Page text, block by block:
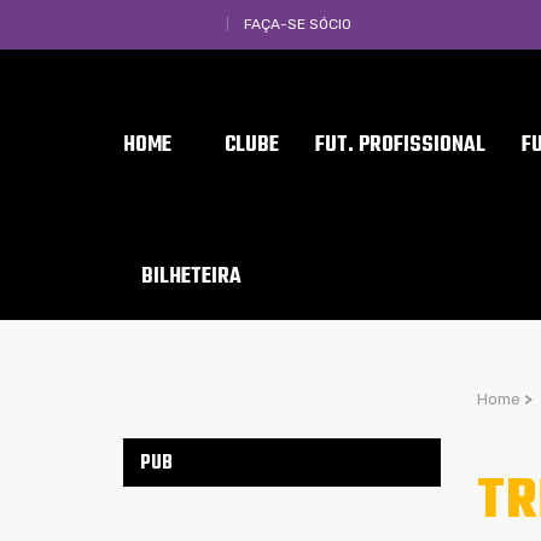
FAÇA-SE SÓCIO
HOME CLUBE FUT. PROFISSIONAL
BILHETEIRA
Home >
PUB